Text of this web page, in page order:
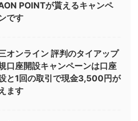
POINTが貰えるキャンペ
です
オンライン 評判のタイアップ
口座開設キャンペーンは口座
と1回の取引で現金3,500円が
ます